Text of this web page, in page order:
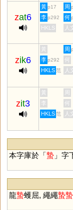
zat6
黃 p17 周
李 p292 何
HKLS 人文
zik6
黃 周
李 p292
何
HKLS 范 人文
zit3
黃 周
李
何
HKLS 范 人文
本字庫於「蟄」字
龍蟄蠖屈, 繩繩蟄蟄